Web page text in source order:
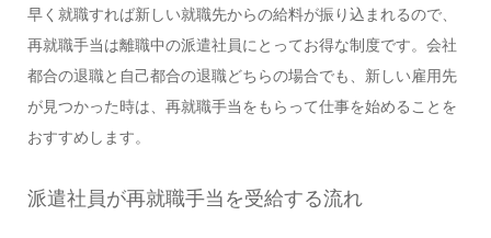
早く就職すれば新しい就職先からの給料が振り込まれるので、
再就職手当は離職中の派遣社員にとってお得な制度です。会社
都合の退職と自己都合の退職どちらの場合でも、新しい雇用先
が見つかった時は、再就職手当をもらって仕事を始めることを
おすすめします。
派遣社員が再就職手当を受給する流れ